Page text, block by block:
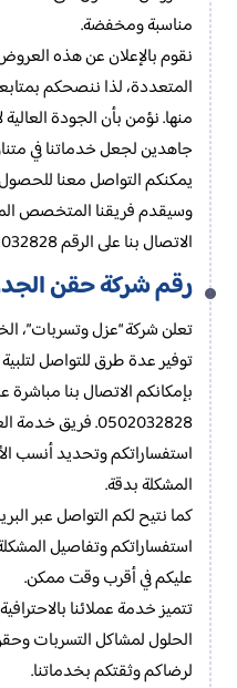
مناسبة ومخفضة.
نقوم بالإعلان عن هذه
المتعددة، لذا ننصحكم
منها. نؤمن بأن الجودة
جاهدين لجعل خدماتنا في
يمكنكم التواصل معنا
وسيقدم فريقنا المتخصص
الاتصال بنا على الرقم 0502032828 للاستفسار والحجز.
رقم شركة حقن
تعلن شركة “عزل وتسربات”،
توفير عدة طرق للتواصل
بإمكانكم الاتصال بنا مباشرة
0502032828. فريق
استفساراتكم وتحديد أنسب
المشكلة بدقة.
كما نتيح لكم التواصل عبر
استفساراتكم وتفاصيل
عليكم في أقرب وقت ممكن.
تتميز خدمة عملائنا
الحلول لمشاكل التسربات
لرضاكم وثقتكم بخدماتنا.